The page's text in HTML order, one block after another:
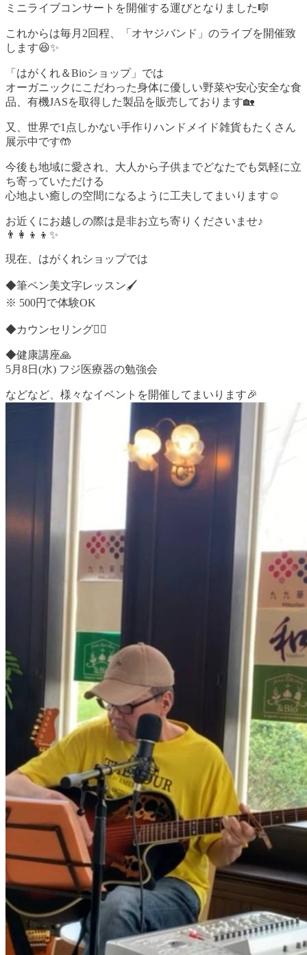
ミニライブコンサートを開催する運びとなりました🎼
これからは毎月2回程、「オヤジバンド」のライブを開催致
します😆✨
「はがくれ＆Bioショップ」では
オーガニックにこだわった身体に優しい野菜や安心安全な食
品、有機JASを取得した製品を販売しております🏡
又、世界で1点しかない手作りハンドメイド雑貨もたくさん
展示中です🤲
今後も地域に愛され、大人から子供までどなたでも気軽に立
ち寄っていただける
心地よい癒しの空間になるように工夫してまいります☺️
お近くにお越しの際は是非お立ち寄りくださいませ♪
👨‍👩‍👦‍👦✨
現在、はがくれショップでは
◆筆ペン美文字レッスン🖌️
※ 500円で体験OK
◆カウンセリング🙋‍♀️
◆健康講座🙏
5月8日(水) フジ医療器の勉強会
などなど、様々なイベントを開催してまいります🎉